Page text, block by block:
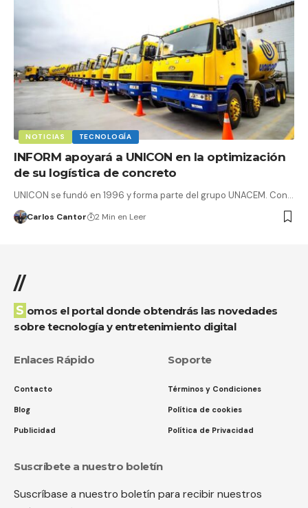
NOTICIAS TECNOLOGÍA
INFORM apoyará a UNICON en la optimización
de su logística de concreto
UNICON se fundó en 1996 y forma parte del grupo UNACEM. Con…
Carlos Cantor 2 Min en Leer
//
Somos el portal donde obtendrás las novedades
sobre tecnología y entretenimiento digital
Enlaces Rápido
Contacto
Blog
Publicidad
Soporte
Términos y Condiciones
Política de cookies
Política de Privacidad
Suscríbete a nuestro boletín
Suscríbase a nuestro boletín para recibir nuestros